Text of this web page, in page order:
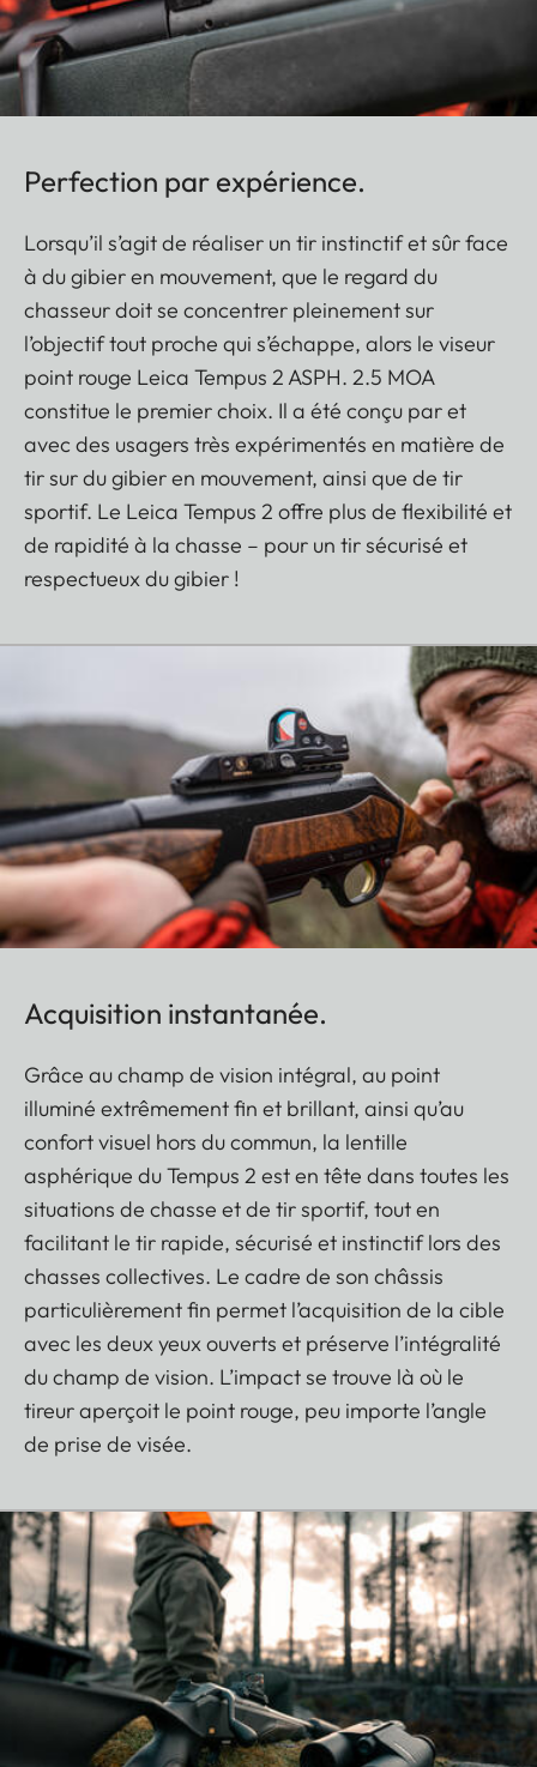
Perfection par expérience.
Lorsqu’il s’agit de réaliser un tir instinctif et sûr face
à du gibier en mouvement, que le regard du
chasseur doit se concentrer pleinement sur
l’objectif tout proche qui s’échappe, alors le viseur
point rouge Leica Tempus 2 ASPH. 2.5 MOA
constitue le premier choix. Il a été conçu par et
avec des usagers très expérimentés en matière de
tir sur du gibier en mouvement, ainsi que de tir
sportif. Le Leica Tempus 2 offre plus de flexibilité et
de rapidité à la chasse – pour un tir sécurisé et
respectueux du gibier !
Acquisition instantanée.
Grâce au champ de vision intégral, au point
illuminé extrêmement fin et brillant, ainsi qu’au
confort visuel hors du commun, la lentille
asphérique du Tempus 2 est en tête dans toutes les
situations de chasse et de tir sportif, tout en
facilitant le tir rapide, sécurisé et instinctif lors des
chasses collectives. Le cadre de son châssis
particulièrement fin permet l’acquisition de la cible
avec les deux yeux ouverts et préserve l’intégralité
du champ de vision. L’impact se trouve là où le
tireur aperçoit le point rouge, peu importe l’angle
de prise de visée.